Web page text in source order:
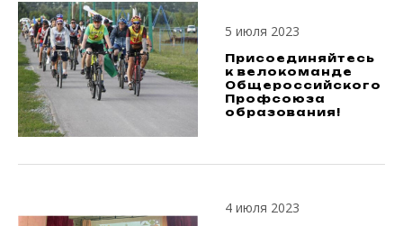
5 июля 2023
Присоединяйтесь
к велокоманде
Общероссийского
Профсоюза
образования!
4 июля 2023